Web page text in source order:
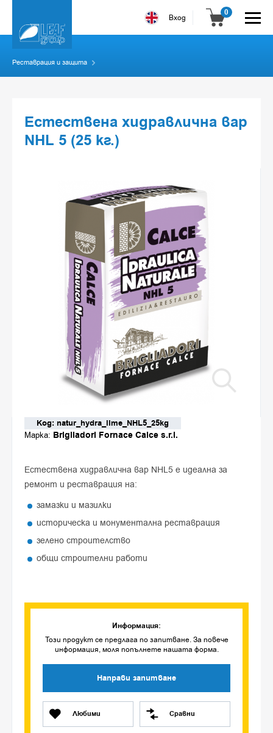
Вход 0
Реставрация и защита
Естествена хидравлична вар
NHL 5 (25 кг.)
Код: natur_hydra_lime_NHL5_25kg
Марка: Brigliadori Fornace Calce s.r.l.
Естествена хидравлична вар NHL5 е идеална за
ремонт и реставрация на:
замазки и мазилки
историческа и монументална реставрация
зелено строителство
общи строителни работи
Информация:
Този продукт се предлага по запитване. За повече
информация, моля попълнете нашата форма.
Направи запитване
Любими Сравни